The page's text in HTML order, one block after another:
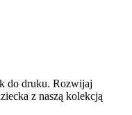
do druku. Rozwijaj
z naszą kolekcją